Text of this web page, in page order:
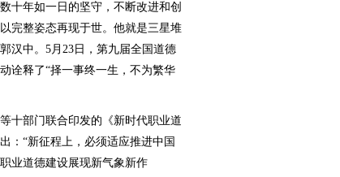
年如一日的坚守，不断改进和创
完整姿态再现于世。他就是三星堆
汉中。5月23日，第九届全国道德
诠释了“择一事终一生，不为繁华
部门联合印发的《新时代职业道
：“新征程上，必须适应推进中国
业道德建设展现新气象新作